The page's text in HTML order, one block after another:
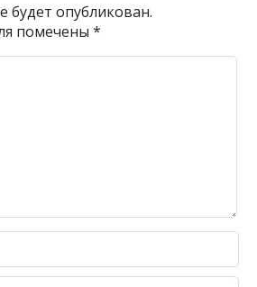
будет опубликован.
помечены*